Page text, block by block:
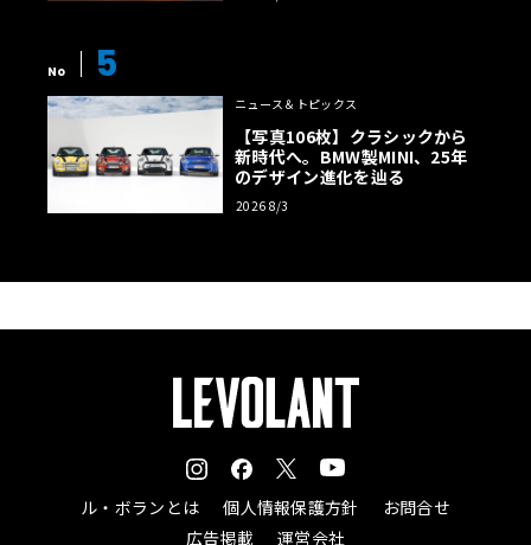
No 5
ニュース＆トピックス
【写真106枚】クラシックから
新時代へ。BMW製MINI、25年
のデザイン進化を辿る
2026 8/3
ル・ボランとは 個人情報保護方針
お問合せ
広告掲載
運営会社